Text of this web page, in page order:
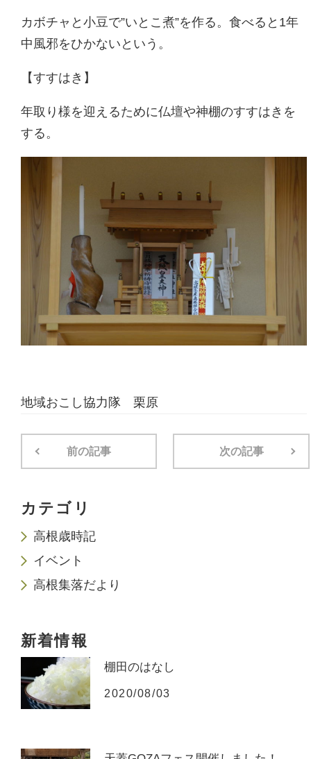
カボチャと小豆で”いとこ煮”を作る。食べると1年
中風邪をひかないという。
【すすはき】
年取り様を迎えるために仏壇や神棚のすすはきを
する。
地域おこし協力隊 栗原
前の記事 次の記事
カテゴリ
高根歳時記
イベント
高根集落だより
新着情報
棚田のはなし
2020/08/03